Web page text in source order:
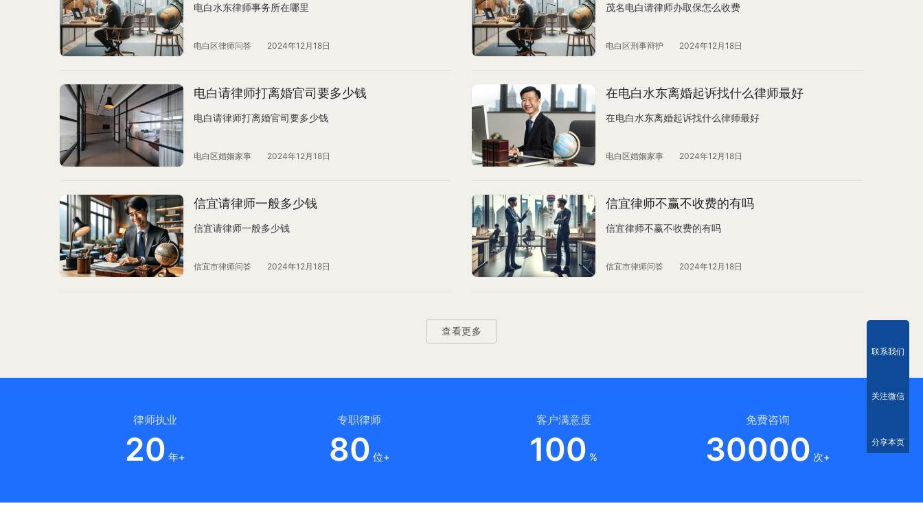
电白水东律师事务所在哪里
电白区律师问答 2024年12月18日
茂名电白请律师办取保怎么收费
电白区刑事辩护 2024年12月18日
电白请律师打离婚官司要多少钱
电白请律师打离婚官司要多少钱
电白区婚姻家事 2024年12月18日
在电白水东离婚起诉找什么律师最好
在电白水东离婚起诉找什么律师最好
电白区婚姻家事 2024年12月18日
信宜请律师一般多少钱
信宜请律师一般多少钱
信宜市律师问答 2024年12月18日
信宜律师不赢不收费的有吗
信宜律师不赢不收费的有吗
信宜市律师问答 2024年12月18日
查看更多
律师执业
20 年+
专职律师
80 位+
客户满意度
100 %
免费咨询
30000 次+
联系我们
关注微信
分享本页